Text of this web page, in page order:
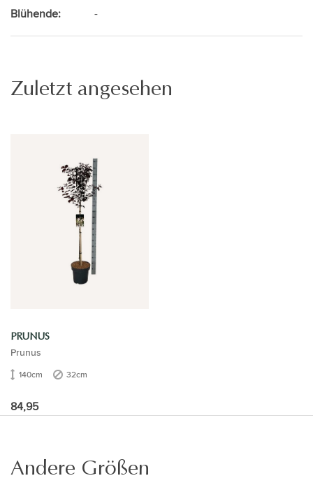
Blühende:
-
Zuletzt angesehen
PRUNUS
Prunus
140cm 32cm
84,95
Andere Größen